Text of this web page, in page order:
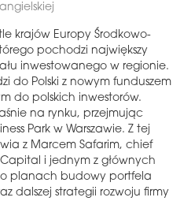
angielskiej
krajów Europy Środkowo-
pochodzi największy
inwestowanego w regionie.
do Polski z nowym funduszem
do polskich inwestorów.
na rynku, przejmując
Park w Warszawie. Z tej
z Marcem Safarim, chief
i jednym z głównych
planach budowy portfela
dalszej strategii rozwoju firmy